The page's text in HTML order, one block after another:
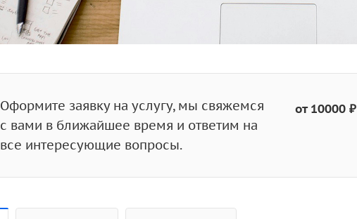
Оформите заявку на услугу, мы свяжемся
с вами в ближайшее время и ответим на
все интересующие вопросы.
от 10000 ₽